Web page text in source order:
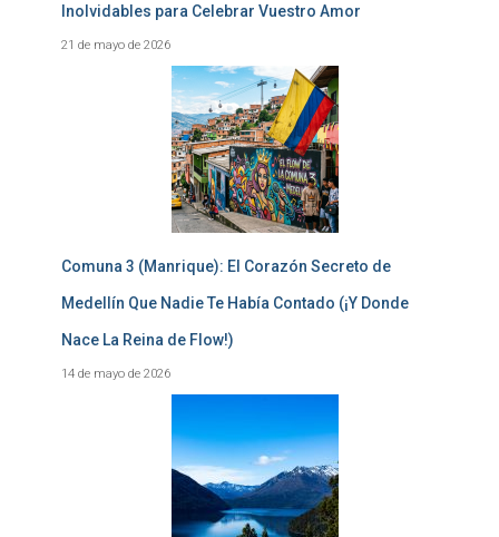
Inolvidables para Celebrar Vuestro Amor
21 de mayo de 2026
Comuna 3 (Manrique): El Corazón Secreto de
Medellín Que Nadie Te Había Contado (¡Y Donde
Nace La Reina de Flow!)
14 de mayo de 2026